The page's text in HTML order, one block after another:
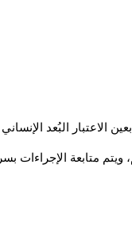
البُعد
متابعة الإجراءات